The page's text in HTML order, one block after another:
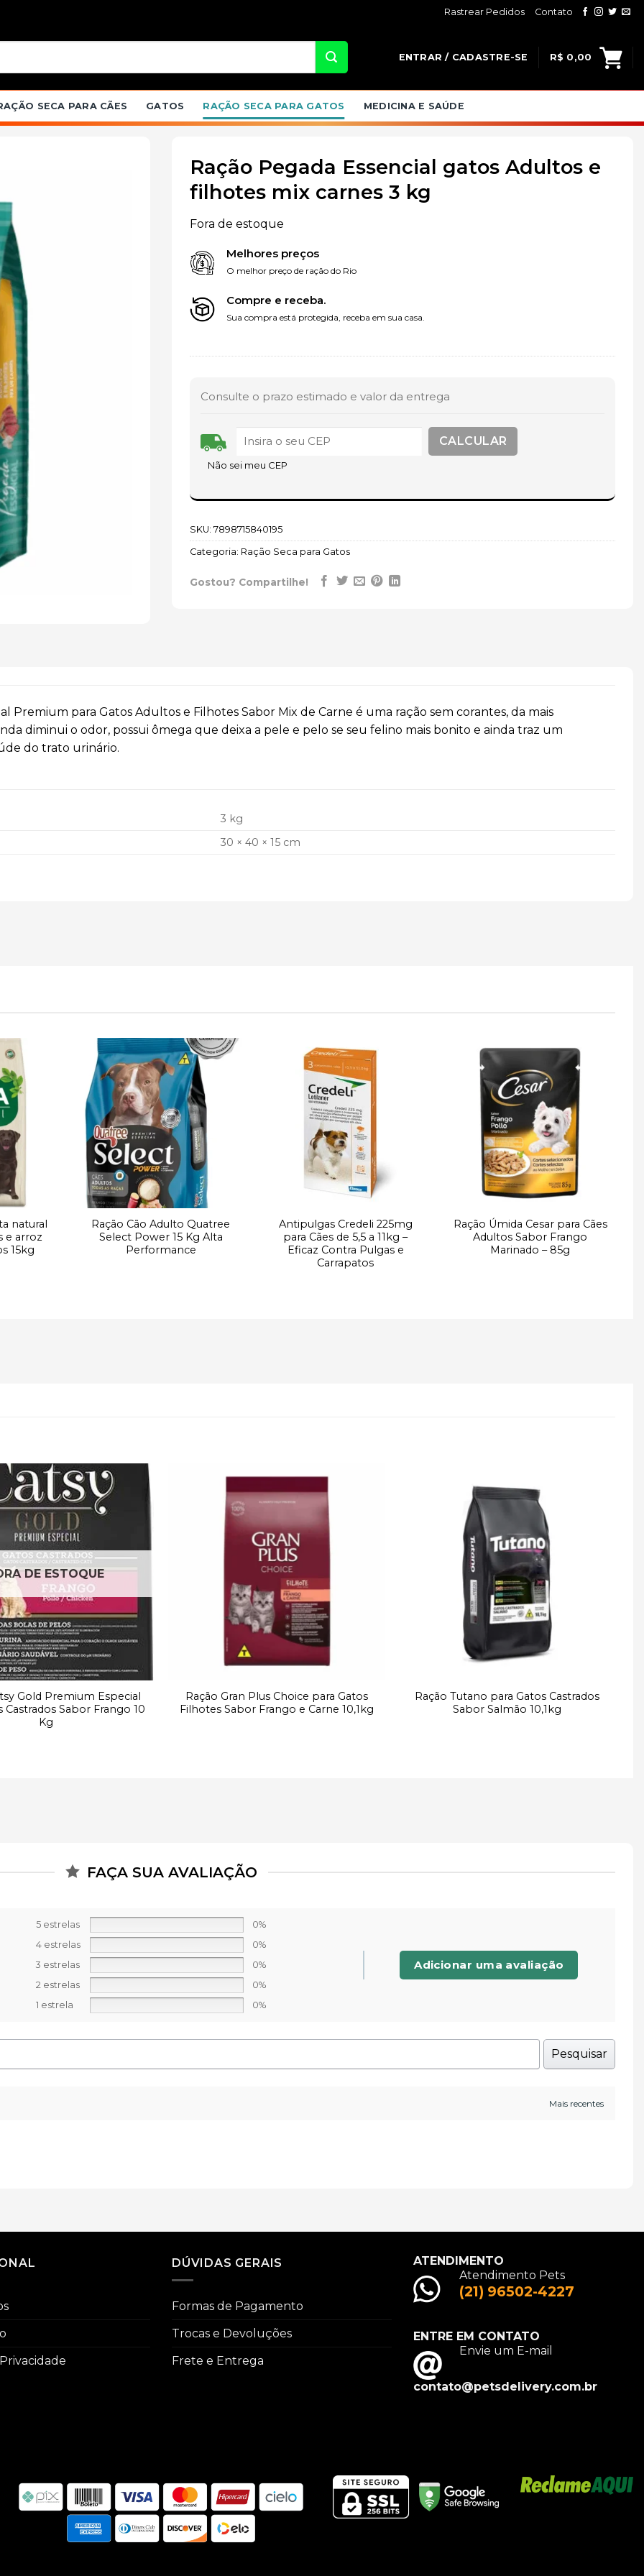
Rastrear Pedidos Contato
ENTRAR / CADASTRE-SE R$ 0,00
SECA PARA CÃES GATOS RAÇÃO SECA PARA GATOS MEDICINA E SAÚDE
Ração Pegada Essencial gatos Adultos e
filhotes mix carnes 3 kg
Fora de estoque
Melhores preços
O melhor preço de ração do Rio
Compre e receba.
Sua compra está protegida, receba em sua casa.
Consulte o prazo estimado e valor da entrega
Não sei meu CEP
SKU: 7898715840195
Categoria: Ração Seca para Gatos
Gostou? Compartilhe!
Premium para Gatos Adultos e Filhotes Sabor Mix de Carne é uma ração sem corantes, da mais
diminui o odor, possui ômega que deixa a pele e pelo se seu felino mais bonito e ainda traz um
do trato urinário.
3 kg
30 × 40 × 15 cm
Adicionar
à lista de
desejos
natural
e arroz
15kg
Adicionar
à lista de
desejos
Ração Cão Adulto Quatree
Select Power 15 Kg Alta
Performance
à lista de
Antipulgas Credeli 225mg
para Cães de 5,5 a 11kg –
Eficaz Contra Pulgas e
Carrapatos
Adicionar
à lista de
desejos
Ração Úmida Cesar para Cães
Adultos Sabor Frango
Marinado – 85g
à lista de
DE ESTOQUE
Gold Premium Especial
Castrados Sabor Frango 10
Kg
Ração Gran Plus Choice para Gatos
Filhotes Sabor Frango e Carne 10,1kg
Ração Tutano para Gatos Castrados
Sabor Salmão 10,1kg
FAÇA SUA AVALIAÇÃO
5 estrelas
0%
4 estrelas
0%
3 estrelas
0%
2 estrelas
0%
1 estrela
0%
Adicionar uma avaliação
Pesquisar
DÚVIDAS GERAIS
Formas de Pagamento
Trocas e Devoluções
Frete e Entrega
ATENDIMENTO
Atendimento Pets
(21) 96502-4227
ENTRE EM CONTATO
Envie um E-mail
contato@petsdelivery.com.br